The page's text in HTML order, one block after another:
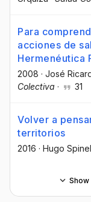
Para
acciones de
Hermenéutica
2008 · José
Colectiva · 31
Volver a
territorios
2016 · Hugo